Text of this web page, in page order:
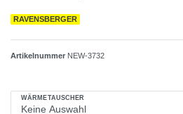
RAVENSBERGER
Artikelnummer NEW-3732
WÄRMETAUSCHER